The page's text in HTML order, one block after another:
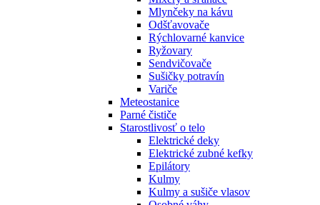
Mlynčeky na kávu
Odšťavovače
Rýchlovarné kanvice
Ryžovary
Sendvičovače
Sušičky potravín
Variče
Meteostanice
Parné čističe
Starostlivosť o telo
Elektrické deky
Elektrické zubné kefky
Epilátory
Kulmy
Kulmy a sušiče vlasov